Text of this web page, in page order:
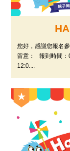
您好，感謝您報名
留意： 報到時間：
12:0....